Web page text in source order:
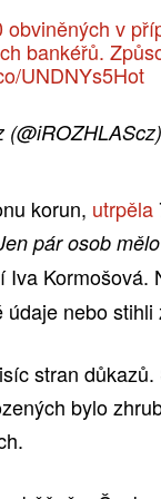
v
bankéřů.
UNDNYs5Hot
korun, utrpěla
pár osob
Kormošová.
nebo stihli
stran
bylo